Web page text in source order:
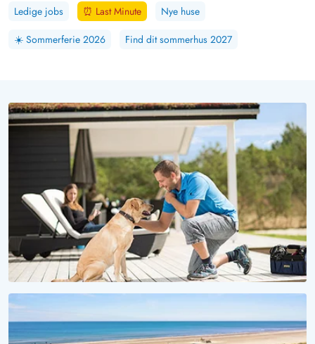
Ledige jobs ⏰ Last Minute
Nye huse
☀️ Sommerferie 2026 Find dit sommerhus 2027
VOV, HVOR ER DET SMUKT HER!
Sommerhuse med hund tilladt